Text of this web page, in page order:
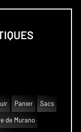
Panier Sacs
de Murano